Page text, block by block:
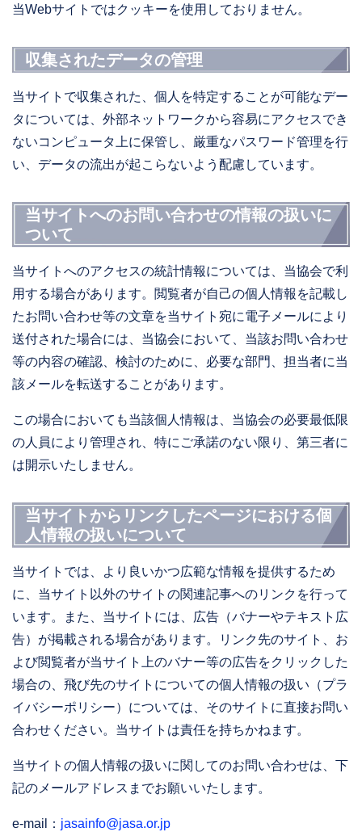
当Webサイトではクッキーを使用しておりません。
収集されたデータの管理
当サイトで収集された、個人を特定することが可能なデー
タについては、外部ネットワークから容易にアクセスでき
ないコンピュータ上に保管し、厳重なパスワード管理を行
い、データの流出が起こらないよう配慮しています。
当サイトへのお問い合わせの情報の扱いに
ついて
当サイトへのアクセスの統計情報については、当協会で利
用する場合があります。閲覧者が自己の個人情報を記載し
たお問い合わせ等の文章を当サイト宛に電子メールにより
送付された場合には、当協会において、当該お問い合わせ
等の内容の確認、検討のために、必要な部門、担当者に当
該メールを転送することがあります。
この場合においても当該個人情報は、当協会の必要最低限
の人員により管理され、特にご承諾のない限り、第三者に
は開示いたしません。
当サイトからリンクしたページにおける個
人情報の扱いについて
当サイトでは、より良いかつ広範な情報を提供するため
に、当サイト以外のサイトの関連記事へのリンクを行って
います。また、当サイトには、広告（バナーやテキスト広
告）が掲載される場合があります。リンク先のサイト、お
よび閲覧者が当サイト上のバナー等の広告をクリックした
場合の、飛び先のサイトについての個人情報の扱い（プラ
イバシーポリシー）については、そのサイトに直接お問い
合わせください。当サイトは責任を持ちかねます。
当サイトの個人情報の扱いに関してのお問い合わせは、下
記のメールアドレスまでお願いいたします。
e-mail： jasainfo@jasa.or.jp